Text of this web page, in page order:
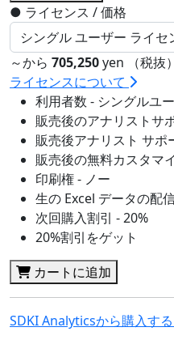
● ライセンス / 価格
～から 705,250yen （税抜）
ライセンスについて
利用者数 - シングルユ
販売後のアナリストサ
販売後アナリスト サポ
販売後の無料カスタマ
印刷権 - ノー
生の Excel データの配
次回購入割引 - 20%
20%割引をゲット
カートに追加
SDKI Analyticsから購入す